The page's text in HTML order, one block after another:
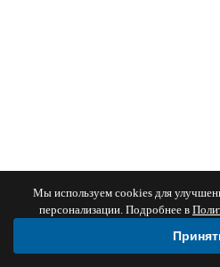
Мы используем cookies для
персонализации. Подробнее в